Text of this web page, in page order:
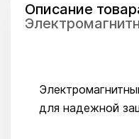
Описание
для надежной